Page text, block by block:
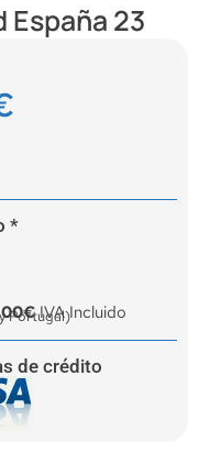
23
*
IVA Incluido
Portugal)
de crédito